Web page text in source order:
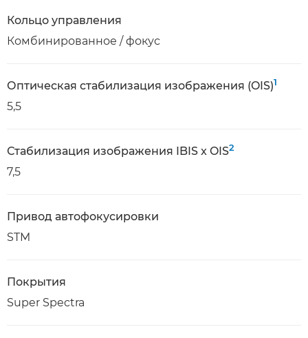
Кольцо управления
Комбинированное / фокус
Оптическая стабилизация изображения (OIS)1
5,5
Стабилизация изображения IBIS x OIS2
7,5
Привод автофокусировки
STM
Покрытия
Super Spectra